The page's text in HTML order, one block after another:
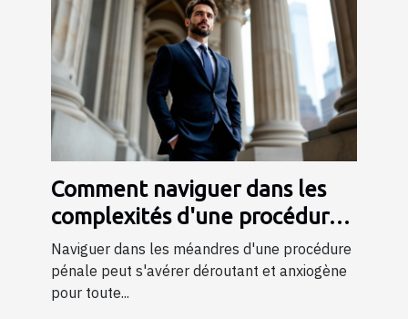
Comment naviguer dans les
complexités d'une procédure
pénale ?
Naviguer dans les méandres d'une procédure
pénale peut s'avérer déroutant et anxiogène
pour toute...